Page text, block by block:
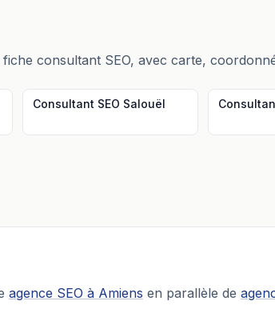
consultant SEO, avec carte,
Consultant SEO Salouël
agence SEO à Amiens en parallèle de